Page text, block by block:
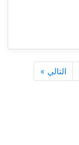
التالي »